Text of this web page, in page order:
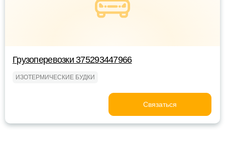
Грузоперевозки 375293447966
ИЗОТЕРМИЧЕСКИЕ БУДКИ
Связаться